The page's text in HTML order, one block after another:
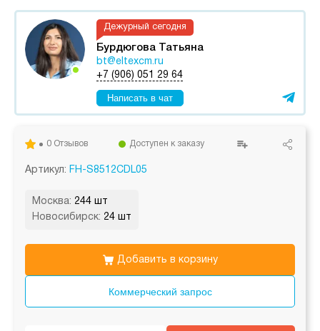
Дежурный сегодня
Бурдюгова Татьяна
bt@eltexcm.ru
+7 (906) 051 29 64
Написать в чат
0 Отзывов Доступен к заказу
Артикул: FH-S8512CDL05
Москва: 244 шт
Новосибирск: 24 шт
Коммерческий запрос
Добавить в корзину